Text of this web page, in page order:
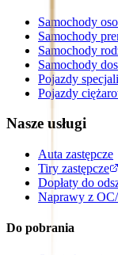
Samochody
Samochody
Samochody
Samochody
Pojazdy
Pojazdy
Nasze usługi
Auta zastępcze
Tiry zastępcze
Dopłaty do
Naprawy z
Do pobrania